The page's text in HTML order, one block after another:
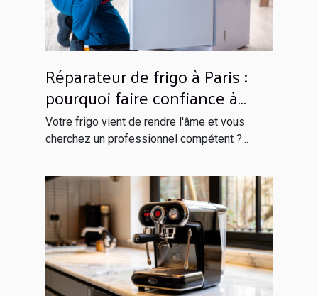
Réparateur de frigo à Paris :
pourquoi faire confiance à
Globals Services ?
Votre frigo vient de rendre l'âme et vous
cherchez un professionnel compétent ?...